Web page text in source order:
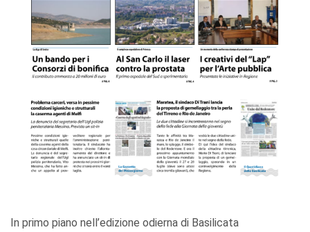
In primo piano nell’edizione odierna di Basilicata